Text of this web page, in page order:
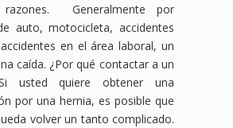
Generalmente por
auto, motocicleta, accidentes
en el área laboral, un
caída. ¿Por qué contactar a un
usted quiere obtener una
por una hernia, es posible que
volver un tanto complicado.